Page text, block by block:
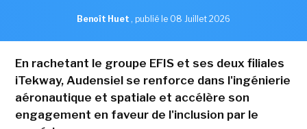
Benoît Huet , publié le 08 Juillet 2026
En rachetant le groupe EFIS et ses deux filiales
iTekway, Audensiel se renforce dans l'ingénierie
aéronautique et spatiale et accélère son
engagement en faveur de l'inclusion par le